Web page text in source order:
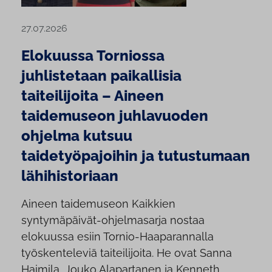
27.07.2026
Elokuussa Torniossa
juhlistetaan paikallisia
taiteilijoita – Aineen
taidemuseon juhlavuoden
ohjelma kutsuu
taidetyöpajoihin ja tutustumaan
lähihistoriaan
Aineen taidemuseon Kaikkien
syntymäpäivät-ohjelmasarja nostaa
elokuussa esiin Tornio-Haaparannalla
työskenteleviä taiteilijoita. He ovat Sanna
Haimila, Jouko Alapartanen ja Kenneth